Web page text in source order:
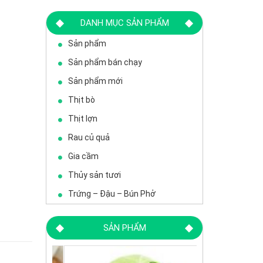
DANH MỤC SẢN PHẨM
Sản phẩm
Sản phẩm bán chạy
Sản phẩm mới
Thịt bò
Thịt lợn
Rau củ quả
Gia cầm
Thủy sản tươi
Trứng – Đậu – Bún Phở
SẢN PHẨM